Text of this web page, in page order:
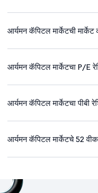
आर्यमन कॅपिटल मार्केटची
आर्यमन कॅपिटल मार्केटचा P/E
आर्यमन कॅपिटल मार्केटचा पीबी
आर्यमन कॅपिटल मार्केटचे 52